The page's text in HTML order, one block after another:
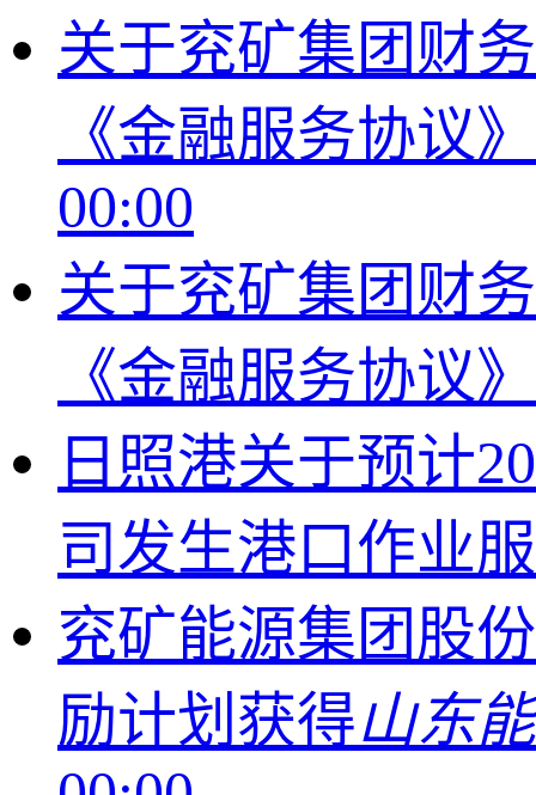
关于兖矿集团财
《金融服务协议
00:00
关于兖矿集团财
《金融服务协议
日照港关于预计
司发生港口作业
兖矿能源集团股
励计划获得山东